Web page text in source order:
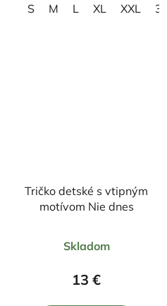
158
S M L XL XXL
Tričko detské s vtipným
motívom Nie dnes
hodnotenie
produktu
Skladom
13 €